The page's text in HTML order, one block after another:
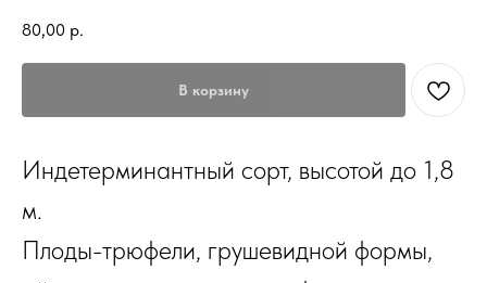
80,00 р.
В корзину
Индетерминантный сорт, высотой до 1,8
м.
Плоды-трюфели, грушевидной формы,